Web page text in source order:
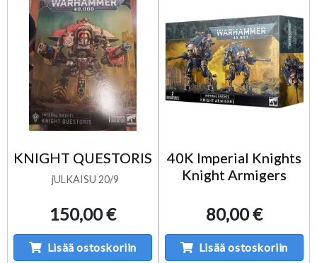
KNIGHT QUESTORIS
jULKAISU 20/9
150,00 €
Lisää ostoskoriin
40K Imperial Knights
Knight Armigers
80,00 €
Lisää ostoskoriin